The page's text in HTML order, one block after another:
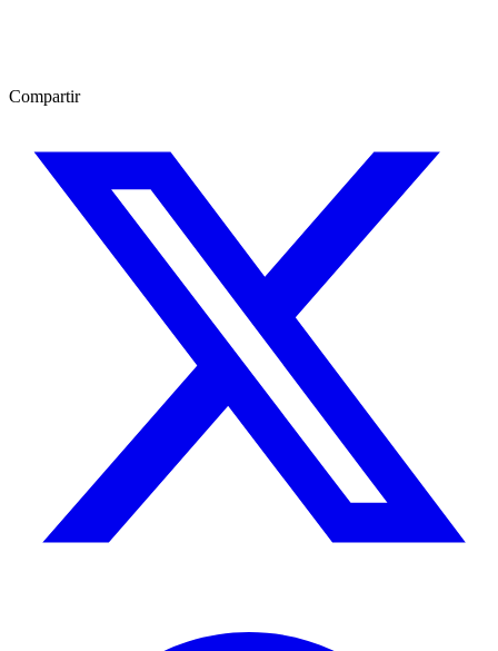
Compartir